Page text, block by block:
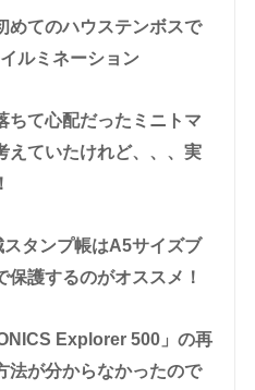
めてのハウステンボスで
ルミネーション
ちて心配だったミニトマ
えていたけれど、、、実
スタンプ帳はA5サイズブ
保護するのがオススメ！
Explorer 500」の再
法が分からなかったので